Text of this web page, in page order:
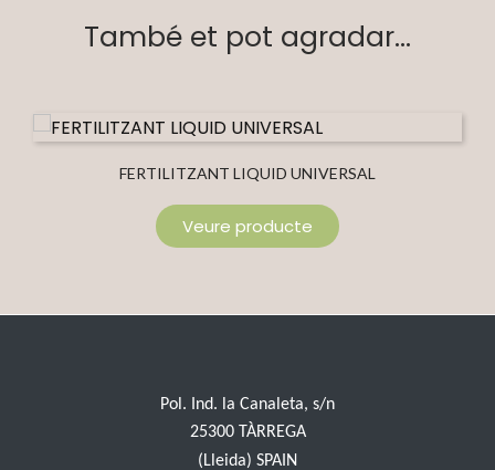
També et pot agradar...
FERTILITZANT LIQUID UNIVERSAL
Veure producte
Pol. Ind. la Canaleta, s/n
25300 TÀRREGA
(Lleida) SPAIN